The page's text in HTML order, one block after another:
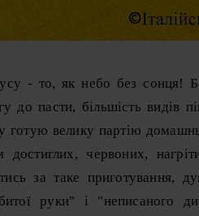
- то, як небо без сонця!
до пасти, більшість видів
готую велику партію
достиглих, червоних,
за таке приготування,
руки" і "неписаного